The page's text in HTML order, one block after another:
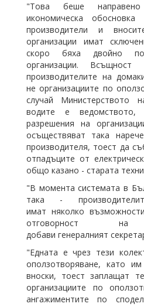
"Това беше
икономическа
производители и
организации имат
скоро бяха двойно
организации. Всъщност
производителите на
не организациите по
случай Министерството
водите е ведомството,
разрешения на
осъществяват така
производителя, тоест да
отпадъците от
общо казано - старата
"В момента системата в
така -
имат няколко
отговорност на
добави генералният
"Едната е чрез тези
оползотворяване, като
вноски, тоест заплащат
организациите по
ангажиментите по